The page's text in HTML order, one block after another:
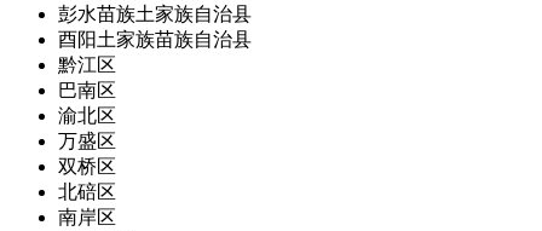
彭水苗族土家族自治县
酉阳土家族苗族自治县
黔江区
巴南区
渝北区
万盛区
双桥区
北碚区
南岸区